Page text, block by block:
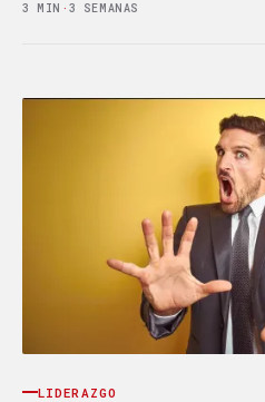
3 MIN · 3 SEMANAS
LIDERAZGO